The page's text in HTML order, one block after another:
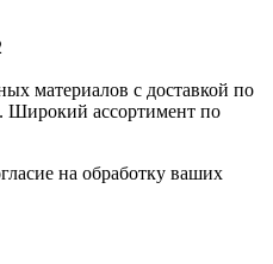
материалов с доставкой по
Широкий ассортимент по
на обработку ваших